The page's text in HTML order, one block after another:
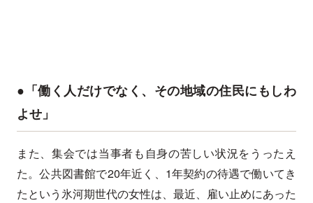
●「働く人だけでなく、その地域の住民にもしわ
よせ」
また、集会では当事者も自身の苦しい状況をうったえ
た。公共図書館で20年近く、1年契約の待遇で働いてき
たという氷河期世代の女性は、最近、雇い止めにあった